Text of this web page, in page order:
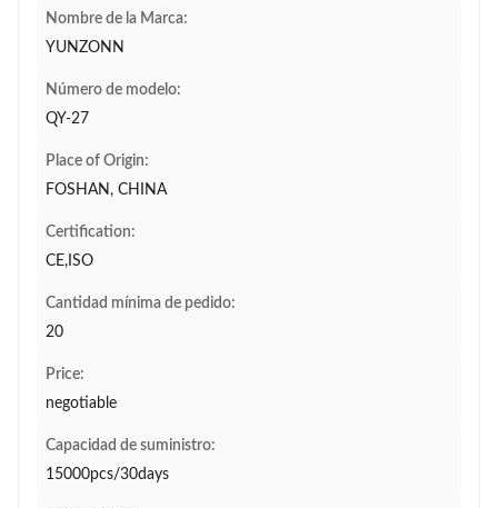
Nombre de la Marca:
YUNZONN
Número de modelo:
QY-27
Place of Origin:
FOSHAN, CHINA
Certification:
CE,ISO
Cantidad mínima de pedido:
20
Price:
negotiable
Capacidad de suministro:
15000pcs/30days